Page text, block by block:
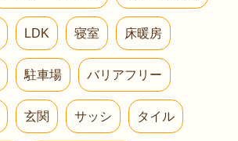
LDK 寝室 床暖房
駐車場 バリアフリー
玄関 サッシ タイル